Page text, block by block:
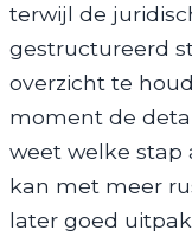
terwijl de
gestructureerd
overzicht te
moment de
weet welke stap
kan met meer
later goed